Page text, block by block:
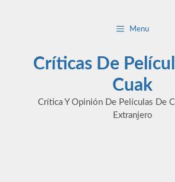
Menu
Críticas De
Cuak
Crítica Y Opinión De Películas De
Extranjero